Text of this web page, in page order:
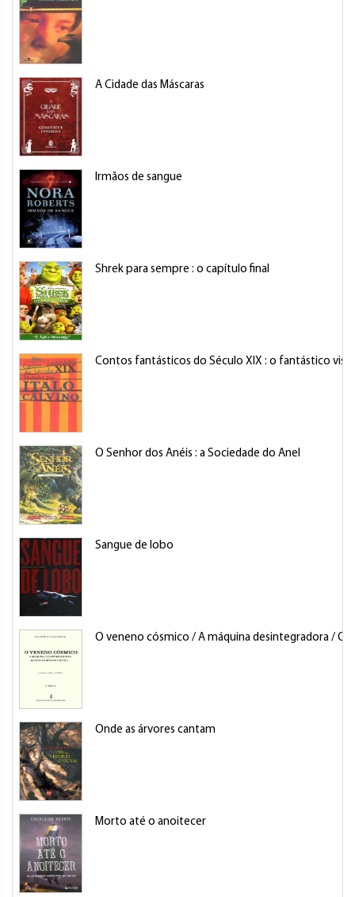
A Cidade das Máscaras
Irmãos de sangue
Shrek para sempre : o capítulo final
Contos fantásticos do Século XIX : o fantástico
O Senhor dos Anéis : a Sociedade do Anel
Sangue de lobo
O veneno cósmico / A máquina desintegradora /
Onde as árvores cantam
Morto até o anoitecer